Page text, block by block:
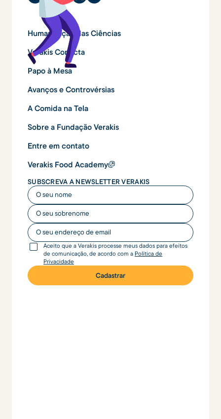
Humanização das Ciências
Verakis Conecta
Papo à Mesa
Avanços e Controvérsias
A Comida na Tela
Sobre a Fundação Verakis
Entre em contato
Verakis Food Academy
SUBSCREVA A NEWSLETTER VERAKIS
O seu nome
O seu nome
O seu endereço de email
Aceito que a Verakis processe meus dados para efeitos
de comunicação, de acordo com a Política de
Privacidade